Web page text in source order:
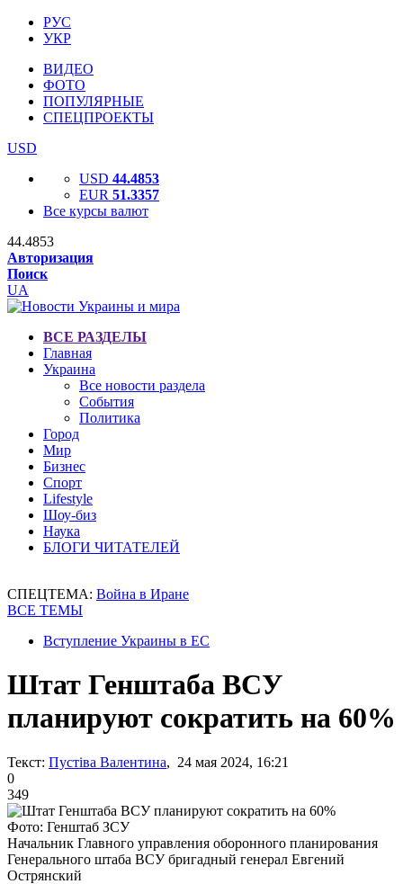
РУС
УКР
ВИДЕО
ФОТО
ПОПУЛЯРНЫЕ
СПЕЦПРОЕКТЫ
USD
USD 44.4853
EUR 51.3357
Все курсы валют
44.4853
Авторизация
Поиск
UA
ВСЕ РАЗДЕЛЫ
Главная
Украина
Все новости раздела
События
Политика
Город
Мир
Бизнес
Спорт
Lifestyle
Шоу-биз
Наука
БЛОГИ ЧИТАТЕЛЕЙ
СПЕЦТЕМА: Война в Иране
ВСЕ ТЕМЫ
Вступление Украины в ЕС
Штат Генштаба ВСУ
планируют сократить на 60%
Текст: Пустіва Валентина, 24 мая 2024, 16:21
0
349
Фото: Генштаб ЗСУ
Начальник Главного управления оборонного планирования
Генерального штаба ВСУ бригадный генерал Евгений
Острянский